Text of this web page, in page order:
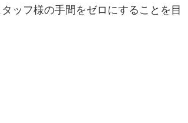
ッフ様の手間をゼロにすることを目